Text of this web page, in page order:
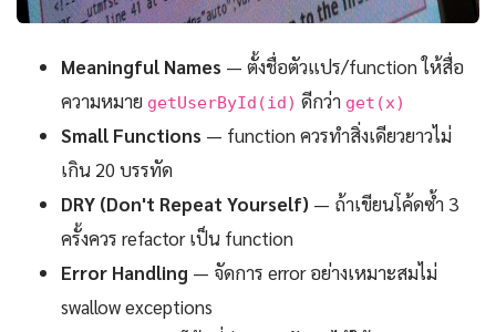
Meaningful Names — ตั้งชื่อตัวแปร/function ให้สื่อ
ความหมาย getUserById(id) ดีกว่า get(x)
Small Functions — function ควรทำสิ่งเดียวยาวไม่
เกิน 20 บรรทัด
DRY (Don't Repeat Yourself) — ถ้าเขียนโค้ดซ้ำ 3
ครั้งควร refactor เป็น function
Error Handling — จัดการ error อย่างเหมาะสมไม่
swallow exceptions